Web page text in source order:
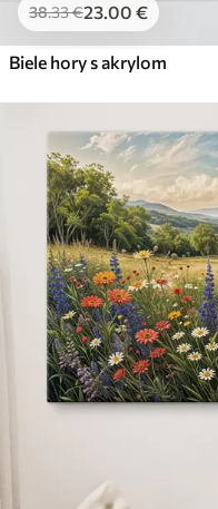
38.33€23.00 €
Biele hory s akrylom